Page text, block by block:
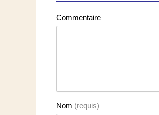
Commentaire
Nom (requis)